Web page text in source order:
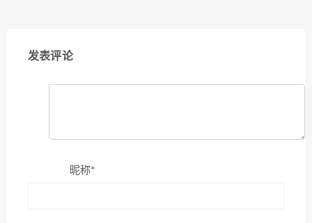
发表评论
昵称*